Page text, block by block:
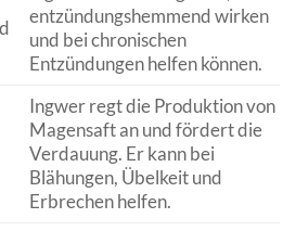
entzündungshemmend wirken
und bei chronischen
Entzündungen helfen können.
Ingwer regt die Produktion von
Magensaft an und fördert die
Verdauung. Er kann bei
Blähungen, Übelkeit und
Erbrechen helfen.